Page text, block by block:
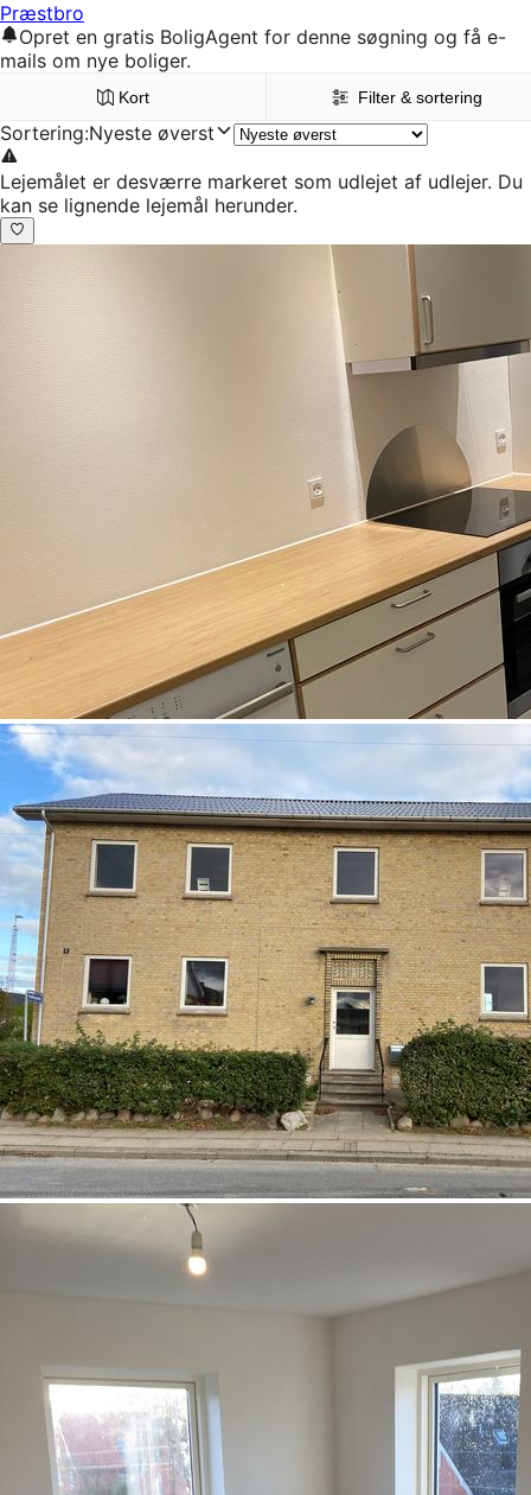
Præstbro
Opret en gratis BoligAgent for denne søgning og få e-
mails om nye boliger.
Kort Filter & sortering
Sortering:Nyeste øverst
Lejemålet er desværre markeret som udlejet af udlejer. Du
kan se lignende lejemål herunder.